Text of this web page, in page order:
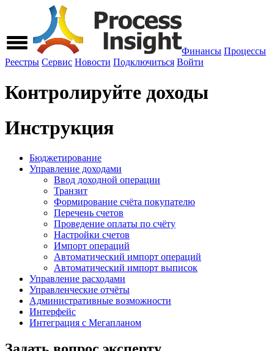
Финансы Процессы
Реестры Сервис Новости Подключиться Войти
Контролируйте доходы
Инструкция
Бюджетирование
Управление доходами
Ввод доходной операции
Транзит
Формирование счёта покупателю
Перечень счетов
Проведение оплаты по счёту
Настройки счетов
Импорт операций
Автоматический импорт операций
Автоматический импорт выписок
Управление расходами
Управленческие отчёты
Административные возможности
Интерфейс
Интеграция с Мегапланом